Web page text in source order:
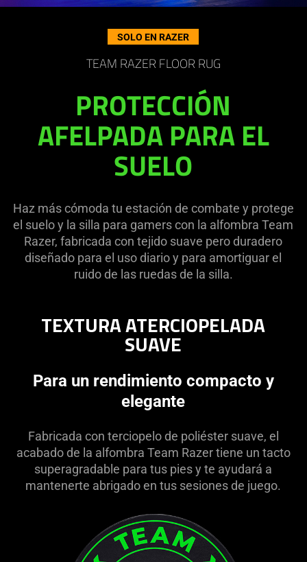
on
SOLO EN RAZER
TEAM RAZER FLOOR RUG
PROTECCIÓN
AFELPADA PARA EL
SUELO
Haz más cómoda tu estación de combate y protege
el suelo y la silla para gamers con la alfombra Team
Razer, fabricada con tejido suave pero duradero
diseñado para el uso diario y para amortiguar el
ruido de las ruedas de la silla.
TEXTURA ATERCIOPELADA
SUAVE
Para un rendimiento compacto y
elegante
Fabricada con terciopelo de poliéster suave, el
acabado de la alfombra Team Razer tiene un tacto
superagradable para tus pies y te ayudará a
mantenerte abrigado en tus sesiones de juego.